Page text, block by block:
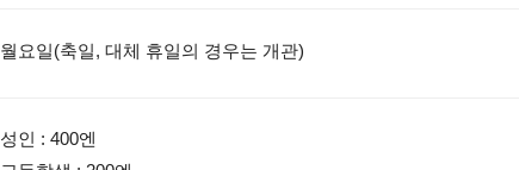
월요일(축일, 대체 휴일의 경우는 개관)
성인 : 400엔